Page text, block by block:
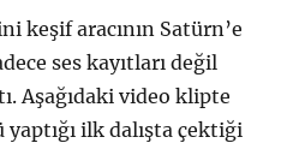
keşif aracının Satürn’e
ses kayıtları değil
Aşağıdaki video klipte
ilk dalışta çektiği